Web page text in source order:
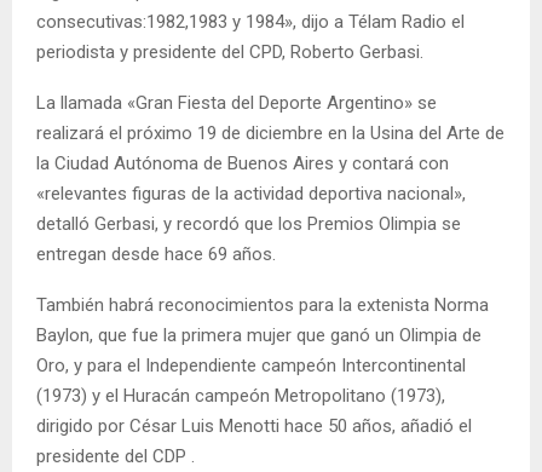
consecutivas:1982,1983 y 1984», dijo a Télam Radio el
periodista y presidente del CPD, Roberto Gerbasi.
La llamada «Gran Fiesta del Deporte Argentino» se
realizará el próximo 19 de diciembre en la Usina del Arte de
la Ciudad Autónoma de Buenos Aires y contará con
«relevantes figuras de la actividad deportiva nacional»,
detalló Gerbasi, y recordó que los Premios Olimpia se
entregan desde hace 69 años.
También habrá reconocimientos para la extenista Norma
Baylon, que fue la primera mujer que ganó un Olimpia de
Oro, y para el Independiente campeón Intercontinental
(1973) y el Huracán campeón Metropolitano (1973),
dirigido por César Luis Menotti hace 50 años, añadió el
presidente del CDP .